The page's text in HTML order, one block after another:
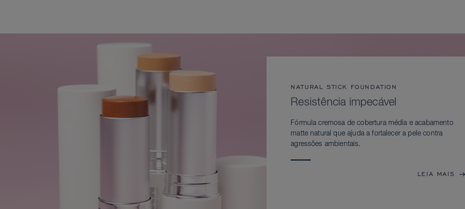
NATURAL STICK FOUNDATION
Resistência impecável
Fórmula cremosa de cobertura média e acabamento
matte natural que ajuda a fortalecer a pele contra
agressões ambientais.
LEIA MAIS